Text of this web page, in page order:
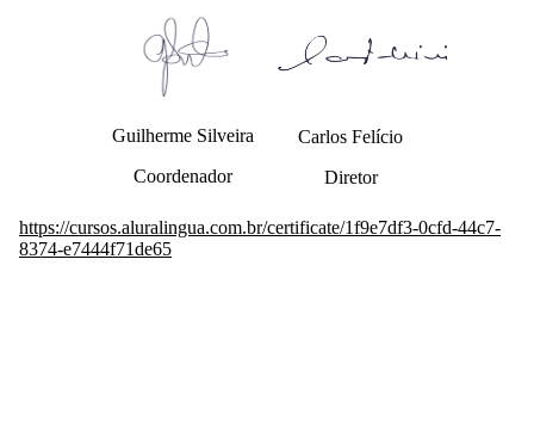
Guilherme Silveira
Coordenador
Carlos Felício
Diretor
https://cursos.aluralingua.com.br/certificate/1f9e7df3-0cfd-44c7-
8374-e7444f71de65